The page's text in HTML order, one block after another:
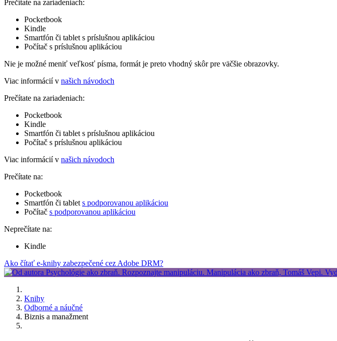
Prečítate na zariadeniach:
Pocketbook
Kindle
Smartfón či tablet s príslušnou aplikáciou
Počítač s príslušnou aplikáciou
Nie je možné meniť veľkosť písma, formát je preto vhodný skôr pre väčšie obrazovky.
Viac informácií v našich návodoch
Prečítate na zariadeniach:
Pocketbook
Kindle
Smartfón či tablet s príslušnou aplikáciou
Počítač s príslušnou aplikáciou
Viac informácií v našich návodoch
Prečítate na:
Pocketbook
Smartfón či tablet s podporovanou aplikáciou
Počítač s podporovanou aplikáciou
Neprečítate na:
Kindle
Ako čítať e-knihy zabezpečené cez Adobe DRM?
Knihy
Odborné a náučné
Biznis a manažment